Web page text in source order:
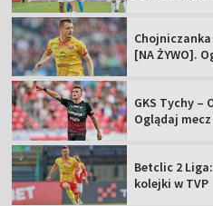
[NA ŻYWO].
GKS Tychy –
Oglądaj
Betclic 2
kolejki w TVP